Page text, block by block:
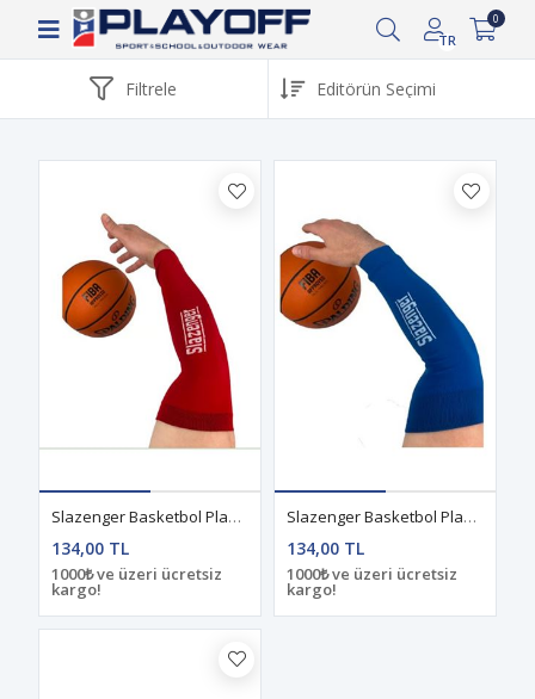
Siparişin 2-8 iş günü arasında kargoya verilecektir.
TR
0
Filtrele
Slazenger Basketbol Playoff Kolluğu Kırmızı
134,00 TL
1000₺ ve üzeri ücretsiz
kargo!
Slazenger Basketbol Playoff Kolluğu Mavi
134,00 TL
1000₺ ve üzeri ücretsiz
kargo!